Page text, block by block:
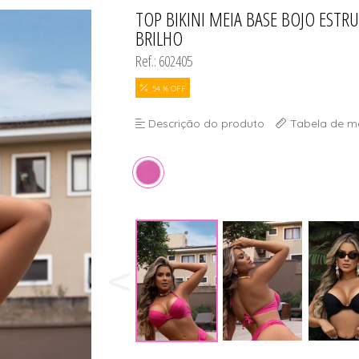
TODOS DE MODA
TODOS DE
TODOS DE PLUS
TODOS DE ROBE
TODOS DE SUTIÃ
TODOS DE #PROMOÇÃO -
TOP BIKINI MEIA BASE BOJO
BRILHO
Ref.: 602405
54 % OFF
Descrição do produto Tabela de